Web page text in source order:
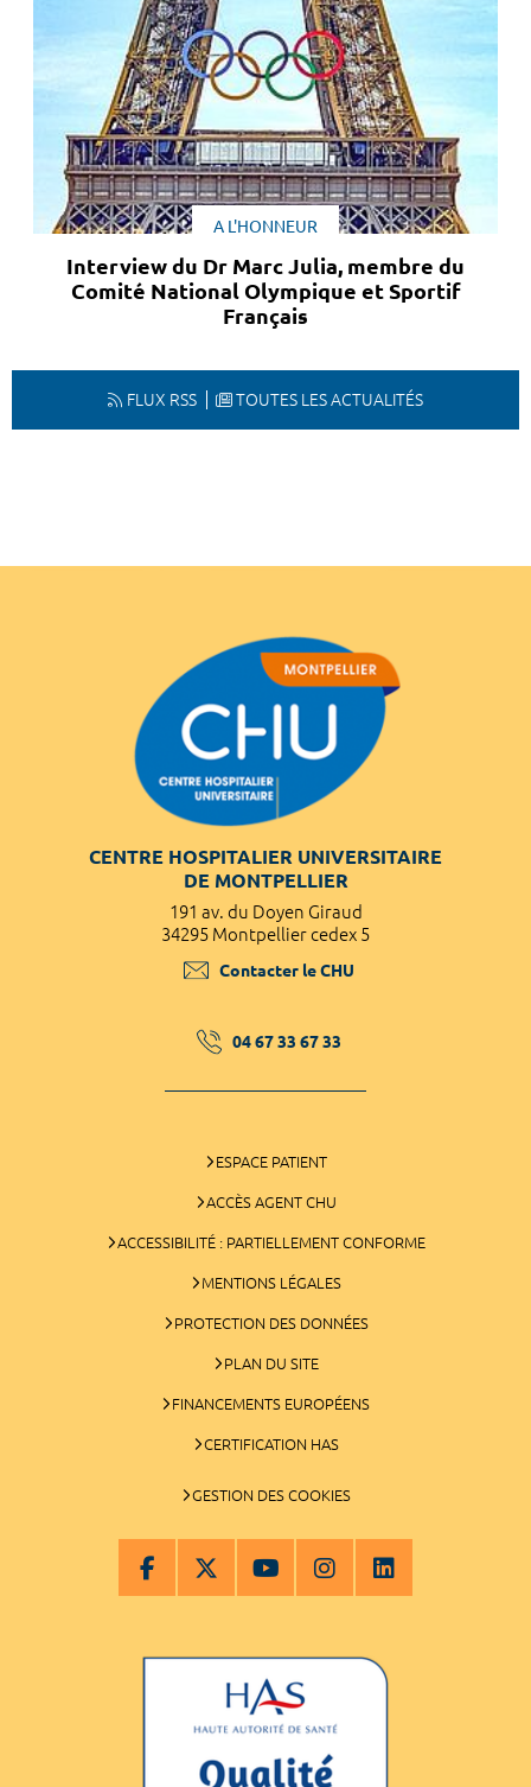
A L'HONNEUR
Interview du Dr Marc Julia, membre du
Comité National Olympique et Sportif
Français
FLUX RSS TOUTES LES ACTUALITÉS
CENTRE HOSPITALIER UNIVERSITAIRE
DE MONTPELLIER
191 av. du Doyen Giraud
34295 Montpellier cedex 5
Contacter le CHU
04 67 33 67 33
ESPACE PATIENT
ACCÈS AGENT CHU
ACCESSIBILITÉ : PARTIELLEMENT CONFORME
MENTIONS LÉGALES
PROTECTION DES DONNÉES
PLAN DU SITE
FINANCEMENTS EUROPÉENS
CERTIFICATION HAS
GESTION DES COOKIES